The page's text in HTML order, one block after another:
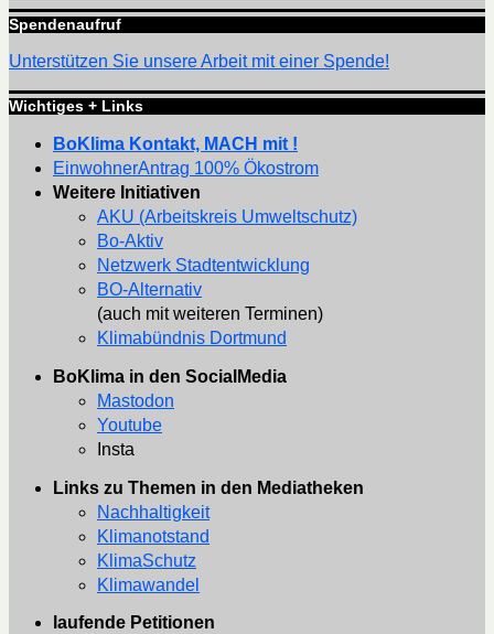
Spendenaufruf
Unterstützen Sie unsere Arbeit mit einer Spende!
Wichtiges + Links
BoKlima Kontakt, MACH mit !
EinwohnerAntrag 100% Ökostrom
Weitere Initiativen
AKU (Arbeitskreis Umweltschutz)
Bo-Aktiv
Netzwerk Stadtentwicklung
BO-Alternativ
(auch mit weiteren Terminen)
Klimabündnis Dortmund
BoKlima in den SocialMedia
Mastodon
Youtube
Insta
Links zu Themen in den Mediatheken
Nachhaltigkeit
Klimanotstand
KlimaSchutz
Klimawandel
laufende Petitionen